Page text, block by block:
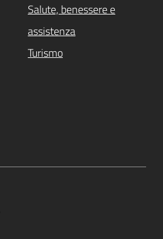
Salute, benessere e
assistenza
Turismo